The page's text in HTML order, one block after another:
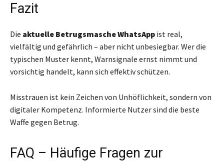
Fazit
Die aktuelle Betrugsmasche WhatsApp ist real,
vielfältig und gefährlich – aber nicht unbesiegbar. Wer die
typischen Muster kennt, Warnsignale ernst nimmt und
vorsichtig handelt, kann sich effektiv schützen.
Misstrauen ist kein Zeichen von Unhöflichkeit, sondern von
digitaler Kompetenz. Informierte Nutzer sind die beste
Waffe gegen Betrug.
FAQ – Häufige Fragen zur